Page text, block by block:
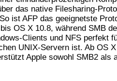
das native Filesharing-
ist AFP das geeignetste
OS X 10.8, während SMB
Clients und NFS perfekt
UNIX-Servern ist. Ab OS
Apple sowohl SMB2 als